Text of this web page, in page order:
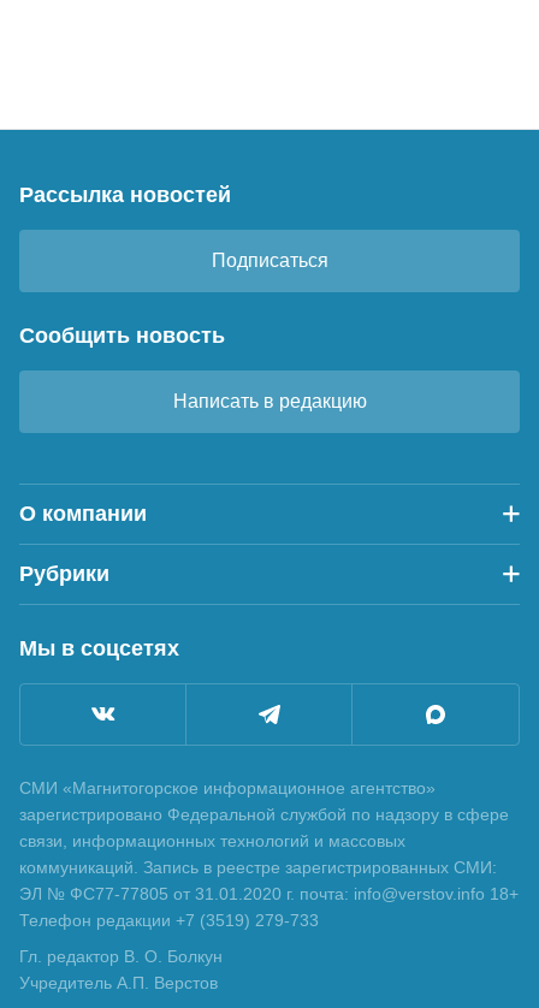
Рассылка новостей
Подписаться
Сообщить новость
Написать в редакцию
О компании
Рубрики
Мы в соцсетях
СМИ «Магнитогорское информационное агентство»
зарегистрировано Федеральной службой по надзору в сфере
связи, информационных технологий и массовых
коммуникаций. Запись в реестре зарегистрированных СМИ:
ЭЛ № ФС77-77805 от 31.01.2020 г. почта: info@verstov.info 18+
Телефон редакции +7 (3519) 279-733
Гл. редактор В. О. Болкун
Учредитель А.П. Верстов